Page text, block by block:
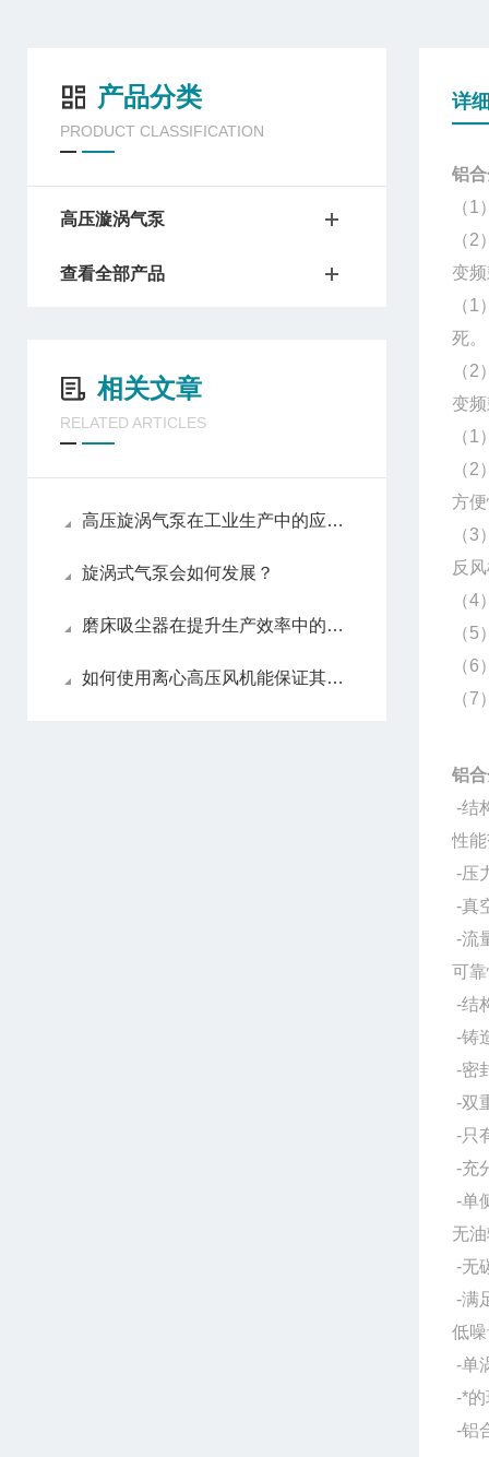
产品分类
PRODUCT CLASSIFICATION
高压漩涡气泵
查看全部产品
相关文章
RELATED ARTICLES
高压旋涡气泵在工业生产中的应用及价值
旋涡式气泵会如何发展？
磨床吸尘器在提升生产效率中的作用
如何使用离心高压风机能保证其良好工作状态？
详
铝
（
（
变
（
死。
（
变
（
（
方
（
反
（
（
（
（
铝
-结
性
-压
-真
-流
可
-结
-铸
-密
-双
-只
-充
-单
无
-无
-满
低
-单
-*
-铝